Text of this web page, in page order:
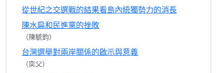
從世紀之交選戰的結果看島內統獨勢力的消長
陳水扁和民進黨的挫敗
（陳毓鈞）
台灣選舉對兩岸關係的啟示與意義
（奕父）